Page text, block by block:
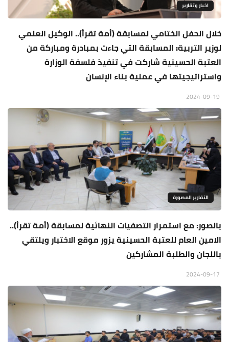
اخبار وتقارير
خلال الحفل الختامي لمسابقة (أمة تقرأ).. الوكيل العلمي
لوزير التربية: المسابقة التي جاءت بمبادرة ومباركة من
العتبة الحسينية شاركت في تنفيذ فلسفة الوزارة
واستراتيجيتها في عملية بناء الإنسان
التقارير المصورة
بالصور: مع استمرار التصفيات النهائية لمسابقة (أمة تقرأ)..
الامين العام للعتبة الحسينية يزور موقع الاختبار ويلتقي
باللجان والطلبة المشاركين